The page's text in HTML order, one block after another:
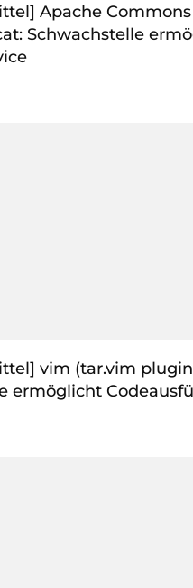
Apache
Schwachstelle
vim (tar.vim
ermöglicht